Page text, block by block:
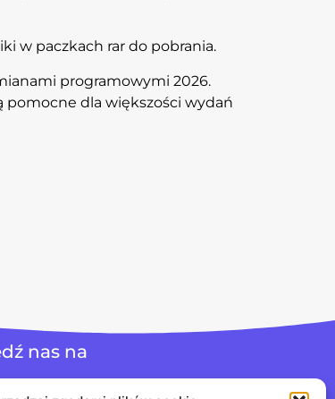
w paczkach rar do pobrania.
programowymi 2026.
pomocne dla większości wydań
nas na